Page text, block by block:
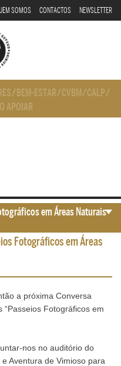
SOMOS CONTACTOS NEWSLETTER
/ BEM-ESTAR/CVBM/CALP/
APOIAR
Fotográficos em Áreas
a próxima Conversa
Fotográficos em
nos no auditório do
Aventura de Vimioso para
em Áreas Naturais